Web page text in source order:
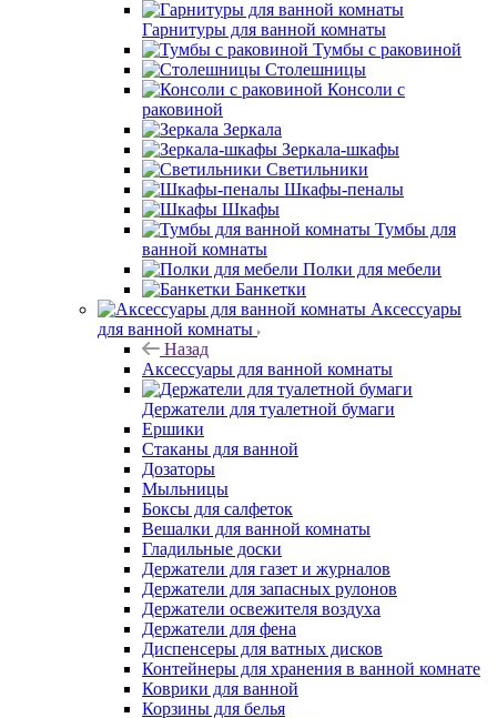
Гарнитуры для ванной комнаты
Тумбы с раковиной
Столешницы
Консоли с
раковиной
Зеркала
Зеркала-шкафы
Светильники
Шкафы-пеналы
Шкафы
Тумбы для
ванной комнаты
Полки для мебели
Банкетки
Аксессуары
для ванной комнаты
Назад
Аксессуары для ванной комнаты
Держатели для туалетной бумаги
Ершики
Стаканы для ванной
Дозаторы
Мыльницы
Боксы для салфеток
Вешалки для ванной комнаты
Гладильные доски
Держатели для газет и журналов
Держатели для запасных рулонов
Держатели освежителя воздуха
Держатели для фена
Диспенсеры для ватных дисков
Контейнеры для хранения в ванной комнате
Коврики для ванной
Корзины для белья